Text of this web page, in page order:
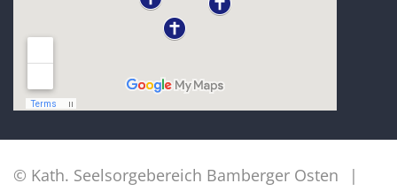
© Kath. Seelsorgebereich Bamberger Osten